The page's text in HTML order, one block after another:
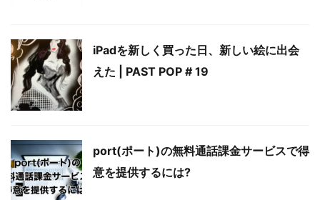
iPadを新しく買った日、新しい絵に出会
えた | PAST POP # 19
port(ポート)の無料通話課金サービスで得
意を提供するには?